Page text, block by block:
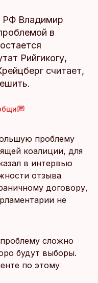
РФ Владимир
в
Рийгикогу,
считает,
проблему
коалиции, для
в интервью
отзыва
договору,
не
сложно
будут выборы.
по этому